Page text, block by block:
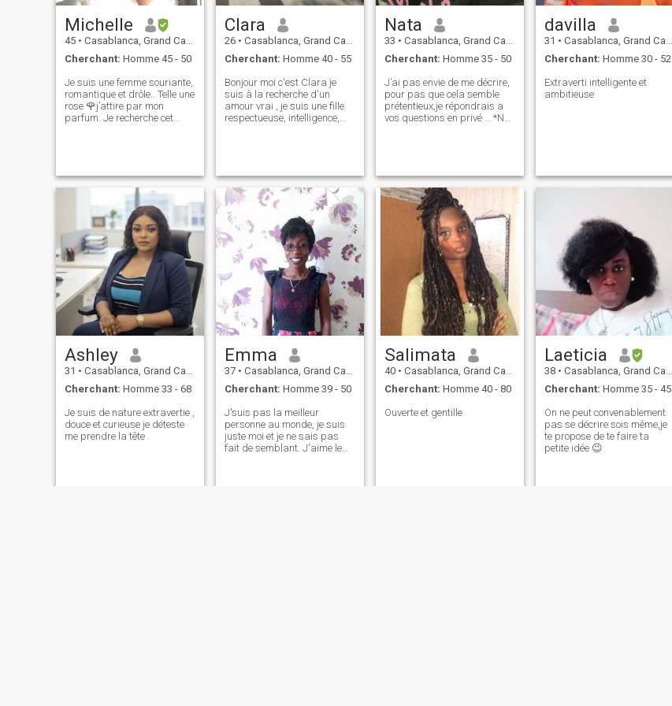
Michelle
45 • Casablanca, Grand Casablanca, Maroc
Cherchant: Homme 45 - 50
Je suis une femme souriante,
romantique et drôle.. Telle une
rose 🌹j’attire par mon
parfum. Je recherche cet
donner…
Clara
26 • Casablanca, Grand Casablanca, Maroc
Cherchant: Homme 40 - 55
Bonjour moi c'est Clara je
suis à la recherche d'un
amour vrai , je suis une fille
respectueuse, intelligence,
Nata
33 • Casablanca, Grand Casablanca, Maroc
Cherchant: Homme 35 - 50
J’ai pas envie de me décrire,
pour pas que cela semble
prétentieux,je répondrais a
vos questions en privé … *NE
davilla
31 • Casablanca, Grand Casablanca, Maroc
Cherchant: Homme 30 - 52
Extraverti intelligente et
ambitieuse
Ashley
31 • Casablanca, Grand Casablanca, Maroc
Cherchant: Homme 33 - 68
Je suis de nature extravertie ,
douce et curieuse je déteste
me prendre la tête .
Emma
37 • Casablanca, Grand Casablanca, Maroc
Cherchant: Homme 39 - 50
J'suis pas la meilleur
personne au monde, je suis
juste moi et je ne sais pas
fait de semblant. J'aime le
Salimata
40 • Casablanca, Grand Casablanca, Maroc
Cherchant: Homme 40 - 80
Ouverte et gentille
Laeticia
38 • Casablanca, Grand Casablanca, Maroc
Cherchant: Homme 35 - 45
On ne peut convenablement
pas se décrire sois même,je
te propose de te faire ta
petite idée 😉